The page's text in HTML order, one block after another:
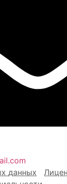
данных